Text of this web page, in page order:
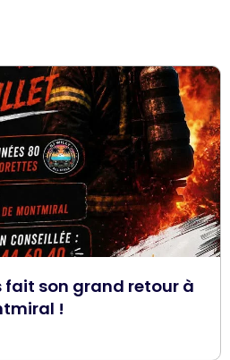
fait son grand retour à
!